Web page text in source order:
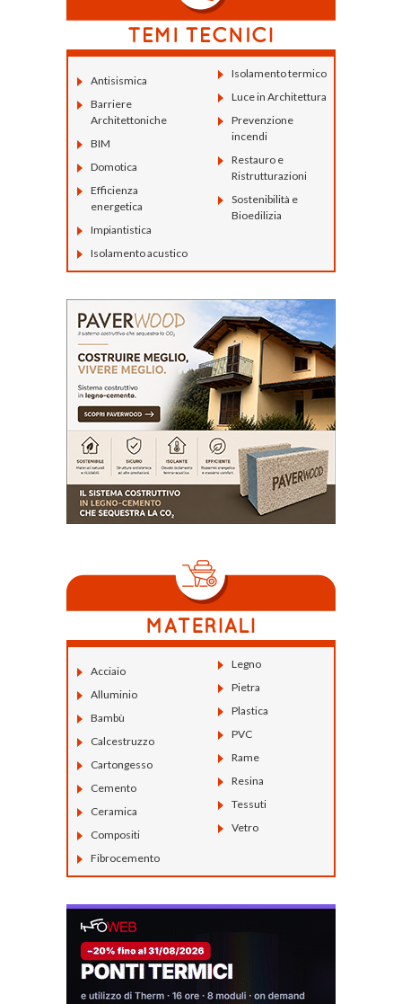
Antisismica
Barriere
Architettoniche
BIM
Domotica
Efficienza
energetica
Impiantistica
Isolamento acustico
Isolamento termico
Luce in Architettura
Prevenzione
incendi
Restauro e
Ristrutturazioni
Sostenibilità e
Bioedilizia
Acciaio
Alluminio
Bambù
Calcestruzzo
Cartongesso
Cemento
Ceramica
Compositi
Fibrocemento
Legno
Pietra
Plastica
PVC
Rame
Resina
Tessuti
Vetro